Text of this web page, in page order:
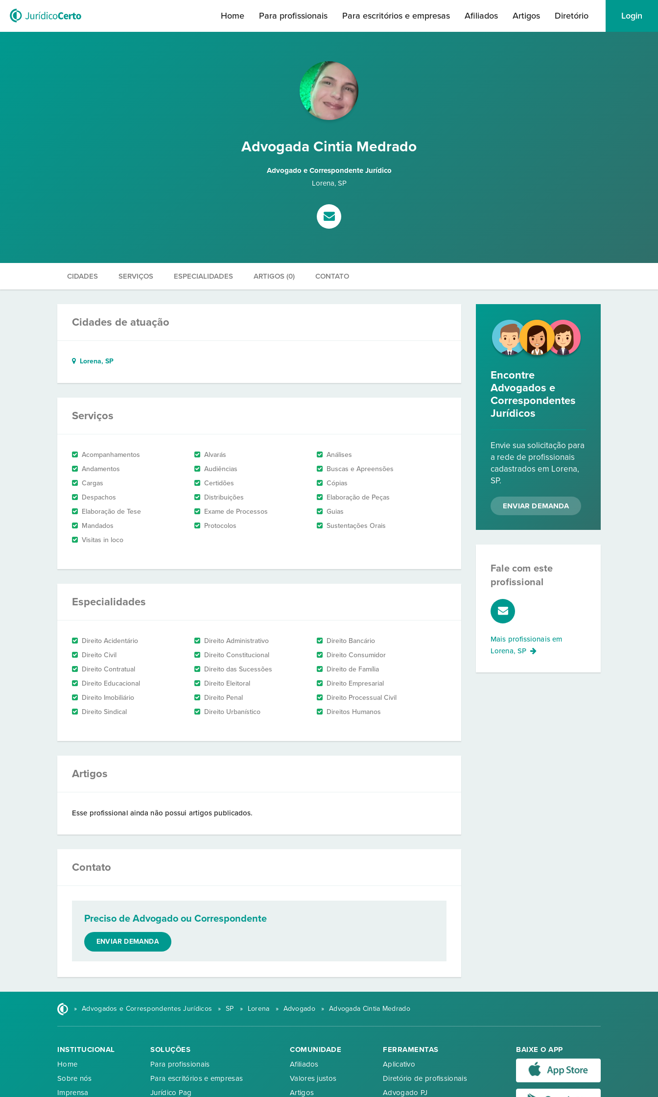
Home Para profissionais Para escritórios e empresas Afiliados Artigos Diretório Login
Advogada Cintia Medrado
Advogado e Correspondente Jurídico
Lorena, SP
CIDADES SERVIÇOS ESPECIALIDADES ARTIGOS (0) CONTATO
Cidades de atuação
Lorena, SP
Serviços
Acompanhamentos Alvarás
Análises
Andamentos
Audiências
Buscas e Apreensões
Cargas
Certidões
Cópias
Despachos
Distribuições
Elaboração de Peças
Elaboração de Tese
Exame de Processos
Guias
Mandados
Protocolos
Sustentações Orais
Visitas in loco
Especialidades
Direito Acidentário Direito Administrativo
Direito Bancário
Direito Civil
Direito Constitucional
Direito Consumidor
Direito Contratual
Direito das Sucessões
Direito de Família
Direito Educacional
Direito Eleitoral
Direito Empresarial
Direito Imobiliário
Direito Penal
Direito Processual Civil
Direito Sindical
Direito Urbanístico Direitos Humanos
Artigos
Esse profissional ainda não possui artigos publicados.
Contato
Preciso de Advogado ou Correspondente
ENVIAR DEMANDA
Encontre
Advogados e
Correspondentes
Jurídicos
Envie sua solicitação para
a rede de profissionais
cadastrados em Lorena,
SP.
ENVIAR DEMANDA
Fale com este
profissional
Mais profissionais em
Lorena, SP
» Advogados e Correspondentes Jurídicos » SP » Lorena » Advogado » Advogada Cintia Medrado
INSTITUCIONAL
Home
Sobre nós
Imprensa
SOLUÇÕES
Para profissionais
Para escritórios e empresas
Jurídico Pag
COMUNIDADE
Afiliados
Valores justos
Artigos
FERRAMENTAS
Aplicativo
Diretório de profissionais
Advogado PJ
BAIXE O APP